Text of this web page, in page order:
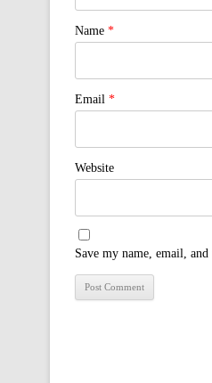
Name *
Email *
Website
Save my name, email,